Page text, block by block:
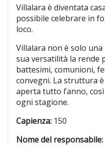
Villalara è diventata
possibile celebrare in
loco.
Villalara non è solo
sua versatilità la rende
battesimi, comunioni,
convegni. La struttura è
aperta tutto l’anno,
ogni stagione.
Capienza: 150
Nome del responsabile: